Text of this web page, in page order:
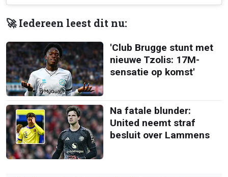
🚀 Iedereen leest dit nu:
'Club Brugge stunt met
nieuwe Tzolis: 17M-
sensatie op komst'
Na fatale blunder:
United neemt straf
besluit over Lammens